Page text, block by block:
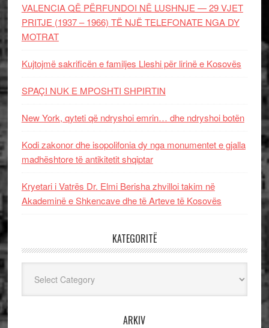
VALENCIA QË PËRFUNDOI NË LUSHNJE — 29 VJET
PRITJE (1937 – 1966) TË NJË TELEFONATE NGA DY
MOTRAT
Kujtojmë sakrificën e familjes Lleshi për lirinë e Kosovës
SPAÇI NUK E MPOSHTI SHPIRTIN
New York, qyteti që ndryshoi emrin… dhe ndryshoi botën
Kodi zakonor dhe isopolifonia dy nga monumentet e gjalla
madhështore të antikitetit shqiptar
Kryetari i Vatrës Dr. Elmi Berisha zhvilloi takim në
Akademinë e Shkencave dhe të Arteve të Kosovës
KATEGORITË
ARKIV